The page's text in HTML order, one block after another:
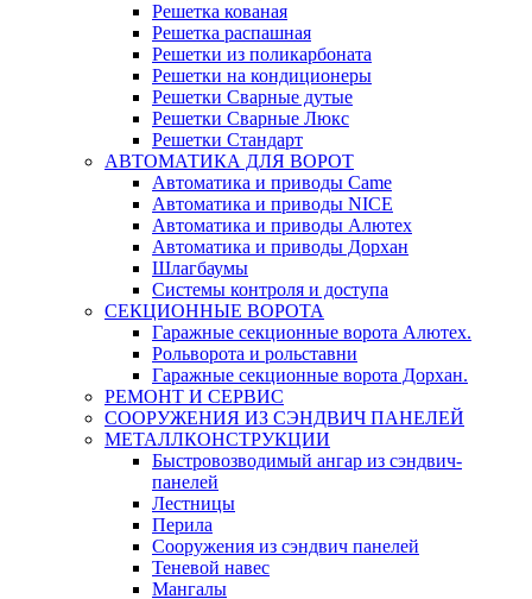
Решетка кованая
Решетка распашная
Решетки из поликарбоната
Решетки на кондиционеры
Решетки Сварные дутые
Решетки Сварные Люкс
Решетки Стандарт
АВТОМАТИКА ДЛЯ ВОРОТ
Автоматика и приводы Came
Автоматика и приводы NICE
Автоматика и приводы Алютех
Автоматика и приводы Дорхан
Шлагбаумы
Системы контроля и доступа
СЕКЦИОННЫЕ ВОРОТА
Гаражные секционные ворота Алютех.
Рольворота и рольставни
Гаражные секционные ворота Дорхан.
РЕМОНТ И СЕРВИС
СООРУЖЕНИЯ ИЗ СЭНДВИЧ ПАНЕЛЕЙ
МЕТАЛЛКОНСТРУКЦИИ
Быстровозводимый ангар из сэндвич-
панелей
Лестницы
Перила
Сооружения из сэндвич панелей
Теневой навес
Мангалы